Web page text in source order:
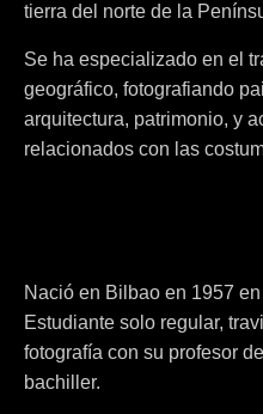
tierra del norte de la
Se ha especializado en el
geográfico, fotografiando
arquitectura, patrimonio, y
relacionados con las
Nació en Bilbao en 1957
Estudiante solo regular,
fotografía con su profesor
bachiller.